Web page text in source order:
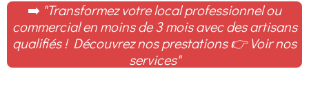
➡️ "Transformez votre local professionnel ou
commercial en moins de 3 mois avec des artisans
qualifiés ! Découvrez nos prestations👉 Voir nos
services"